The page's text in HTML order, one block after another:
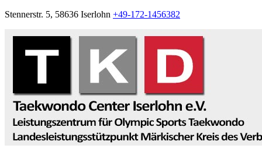
Stennerstr. 5, 58636 Iserlohn +49-172-1456382